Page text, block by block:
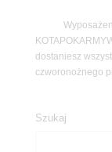
Wyposażenie i
dostaniesz
czworonożnego
Szukaj